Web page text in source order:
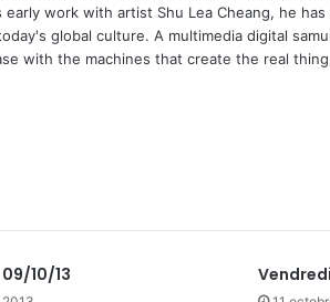
work with artist Shu Lea Cheang, he
global culture. A multimedia digital
with the machines that create the real
10/13 Vendredi